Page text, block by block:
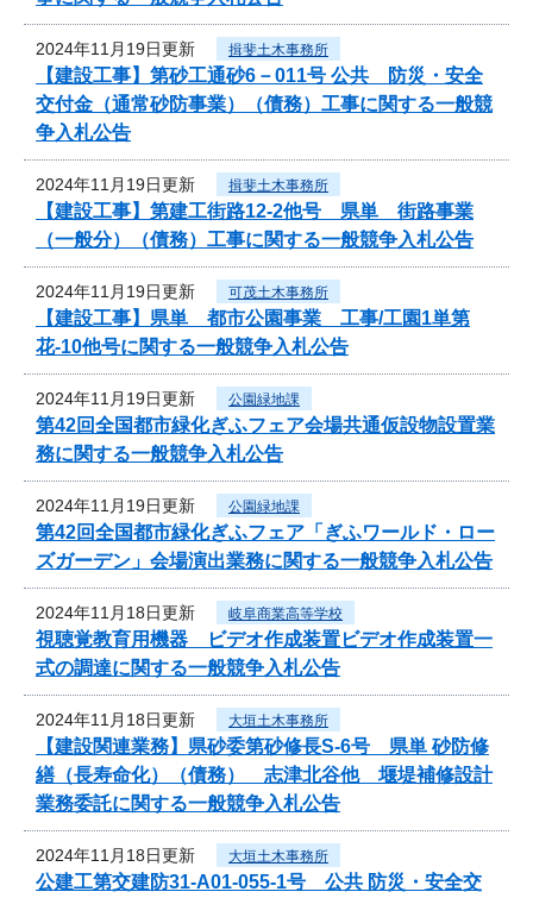
2024年11月19日更新 揖斐土木事務所
【建設工事】第砂工通砂6－011号 公共 防災・安全
交付金（通常砂防事業）（債務）工事に関する一般競
争入札公告
2024年11月19日更新 揖斐土木事務所
【建設工事】第建工街路12-2他号 県単 街路事業
（一般分）（債務）工事に関する一般競争入札公告
2024年11月19日更新 可茂土木事務所
【建設工事】県単 都市公園事業 工事/工園1単第
花-10他号に関する一般競争入札公告
2024年11月19日更新 公園緑地課
第42回全国都市緑化ぎふフェア会場共通仮設物設置業
務に関する一般競争入札公告
2024年11月19日更新 公園緑地課
第42回全国都市緑化ぎふフェア「ぎふワールド・ロー
ズガーデン」会場演出業務に関する一般競争入札公告
2024年11月18日更新 岐阜商業高等学校
視聴覚教育用機器 ビデオ作成装置ビデオ作成装置一
式の調達に関する一般競争入札公告
2024年11月18日更新 大垣土木事務所
【建設関連業務】県砂委第砂修長S-6号 県単 砂防修
繕（長寿命化）（債務） 志津北谷他 堰堤補修設計
業務委託に関する一般競争入札公告
2024年11月18日更新 大垣土木事務所
公建工第交建防31-A01-055-1号 公共 防災・安全交